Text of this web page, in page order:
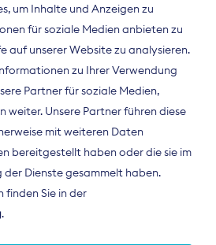
Digitalpublisher und
vertritt als
Interessen der
um Inhalte und Anzeigen zu
für soziale Medien anbieten zu
auf unserer Website zu analysieren.
zu Ihrer Verwendung
Partner für soziale Medien,
weiter. Unsere Partner führen diese
mit weiteren Daten
bereitgestellt haben oder die sie im
der Dienste gesammelt haben.
Sie in der
.